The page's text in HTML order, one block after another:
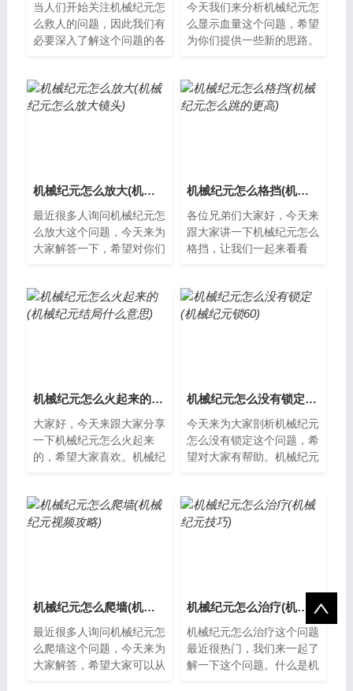
当人们开始关注机械纪元怎
么救人的问题，因此我们有
必要深入了解这个问题的各
技发展中达...
今天我们来分析机械纪元怎
么显示血量这个问题，希望
为你们提供一些新的思路。
量是一个非...
机械纪元怎么放大(机械纪元怎么放大镜头)
最近很多人询问机械纪元怎
么放大这个问题，今天来为
大家解答一下，希望对你们
用机器和技...
机械纪元怎么格挡(机械纪元怎么跳的更高)
各位兄弟们大家好，今天来
跟大家讲一下机械纪元怎么
格挡，让我们一起来看看
动作角色扮演...
机械纪元怎么火起来的(机械纪元结局什么意思)
大家好，今天来跟大家分享
一下机械纪元怎么火起来
的，希望大家喜欢。机械纪
业化时代，这个...
机械纪元怎么没有锁定(机械纪元锁60)
今天来为大家剖析机械纪元
怎么没有锁定这个问题，希
望对大家有帮助。机械纪元
时代，以机...
机械纪元怎么爬墙(机械纪元视频攻略)
最近很多人询问机械纪元怎
么爬墙这个问题，今天来为
大家解答，希望大家可以从
机械纪元怎么治疗(机械纪元技巧)
机械纪元怎么治疗这个问题
最近很热门，我们来一起了
解一下这个问题。什么是机